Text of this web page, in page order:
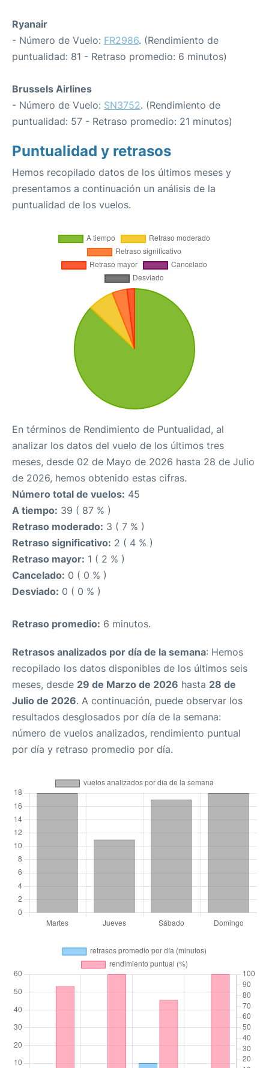
Ryanair
- Número de Vuelo: FR2986. (Rendimiento de
puntualidad: 81 - Retraso promedio: 6 minutos)
Brussels Airlines
- Número de Vuelo: SN3752. (Rendimiento de
puntualidad: 57 - Retraso promedio: 21 minutos)
Puntualidad y retrasos
Hemos recopilado datos de los últimos meses y
presentamos a continuación un análisis de la
puntualidad de los vuelos.
En términos de Rendimiento de Puntualidad, al
analizar los datos del vuelo de los últimos tres
meses, desde 02 de Mayo de 2026 hasta 28 de Julio
de 2026, hemos obtenido estas cifras.
Número total de vuelos: 45
A tiempo: 39 ( 87 % )
Retraso moderado: 3 ( 7 % )
Retraso significativo: 2 ( 4 % )
Retraso mayor: 1 ( 2 % )
Cancelado: 0 ( 0 % )
Desviado: 0 ( 0 % )
Retraso promedio: 6 minutos.
Retrasos analizados por día de la semana: Hemos
recopilado los datos disponibles de los últimos seis
meses, desde 29 de Marzo de 2026 hasta 28 de
Julio de 2026. A continuación, puede observar los
resultados desglosados por día de la semana:
número de vuelos analizados, rendimiento puntual
por día y retraso promedio por día.